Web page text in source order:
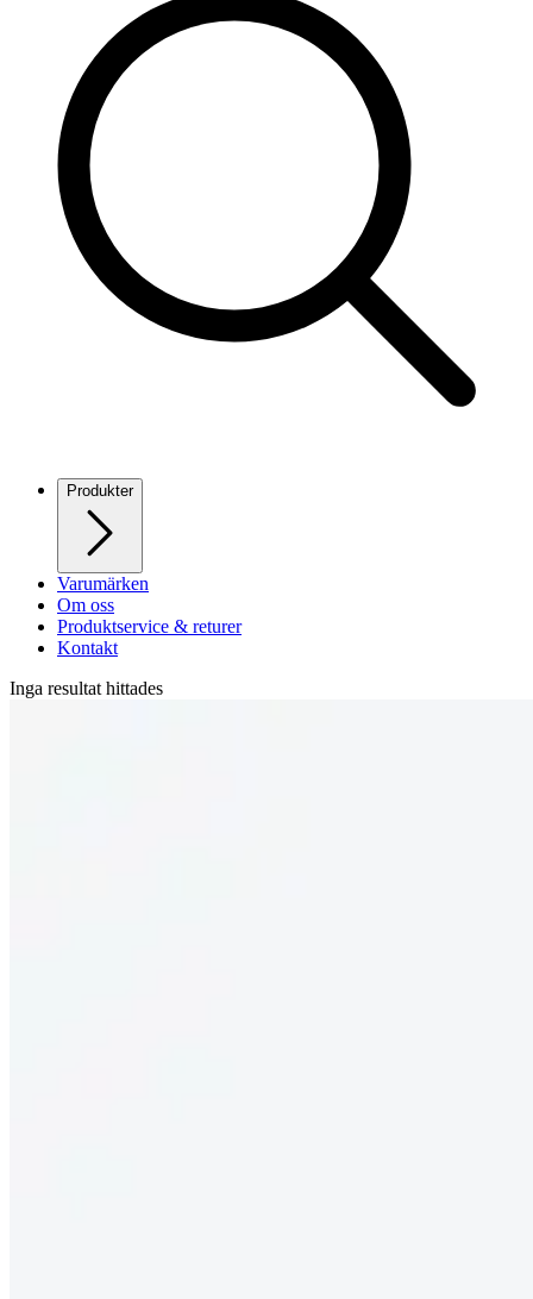
Produkter
Varumärken
Om oss
Produktservice & returer
Kontakt
Inga resultat hittades